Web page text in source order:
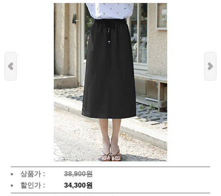
상품가 :
38,900원
할인가 :
34,300원